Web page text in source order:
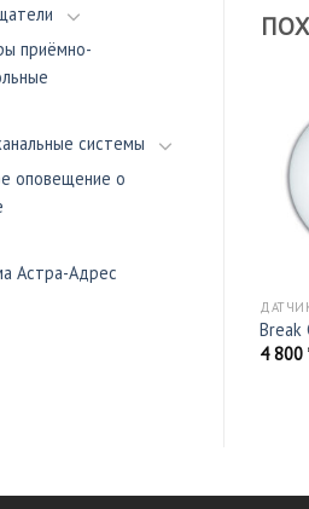
приёмно-
системы
оповещение о
Астра-Адрес
Break
4 800